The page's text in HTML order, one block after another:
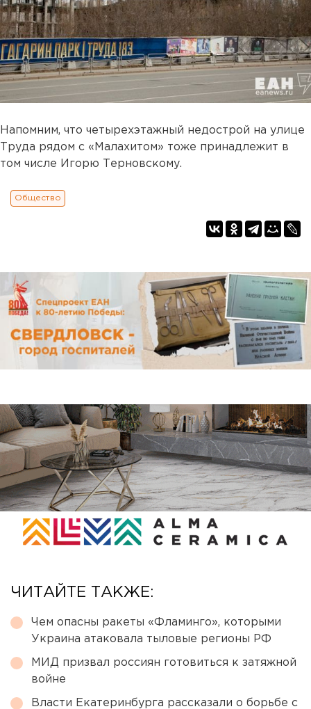
Напомним, что четырехэтажный недострой на улице
Труда рядом с «Малахитом» тоже принадлежит в
том числе Игорю Терновскому.
Общество
ЧИТАЙТЕ ТАКЖЕ:
Чем опасны ракеты «Фламинго», которыми
Украина атаковала тыловые регионы РФ
МИД призвал россиян готовиться к затяжной
войне
Власти Екатеринбурга рассказали о борьбе с